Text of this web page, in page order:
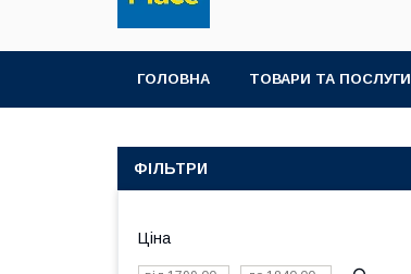
ГОЛОВНА ТОВАРИ ТА ПОСЛУГИ
ФІЛЬТРИ
Ціна